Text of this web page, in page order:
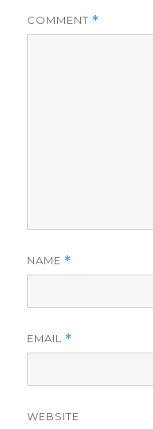
COMMENT *
NAME *
EMAIL *
WEBSITE